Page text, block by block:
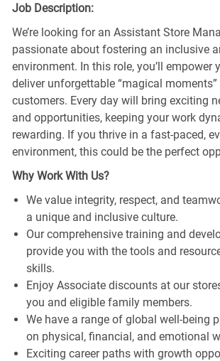
Job Description:
We’re looking for an Assistant Store
passionate about fostering an inclusive
environment. In this role, you’ll empower
deliver unforgettable “magical
customers. Every day will bring exciting
and opportunities, keeping your work
rewarding. If you thrive in a fast-paced,
environment, this could be the perfect
Why Work With Us?
We value integrity, respect, and
a unique and inclusive culture.
Our comprehensive training and
provide you with the tools and
skills.
Enjoy Associate discounts at our
you and eligible family members.
We have a range of global well-being
on physical, financial, and emotional
Exciting career paths with growth